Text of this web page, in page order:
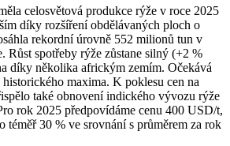
celosvětová produkce rýže v roce 2025
díky rozšíření obdělávaných ploch o
rekordní úrovně 552 milionů tun v
Růst spotřeby rýže zůstane silný (+2 %
díky několika africkým zemím. Očekává
historického maxima. K poklesu cen na
také obnovení indického vývozu rýže
rok 2025 předpovídáme cenu 400 USD/t,
téměř 30 % ve srovnání s průměrem za rok